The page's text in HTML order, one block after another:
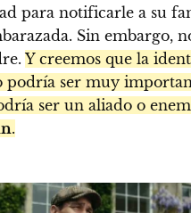
para notificarle a su
Sin embargo,
Y creemos que la
podría ser muy
ser un aliado o
.